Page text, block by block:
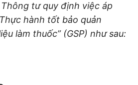
tư quy định việc áp
hành tốt bảo quản
làm thuốc” (GSP) như sau: